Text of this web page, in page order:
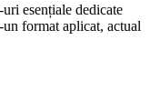
esențiale dedicate
format aplicat, actual